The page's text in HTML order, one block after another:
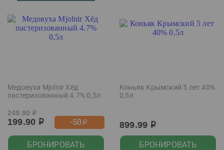
Медовуха Mjolnir Хёд
пастеризованный 4.7% 0,5л
249.90 р
199.90 р -50р
БРОНИРОВАТЬ
Коньяк Крымский 5 лет 40%
0,5л
899.99 р
БРОНИРОВАТЬ